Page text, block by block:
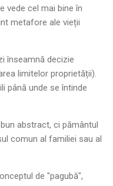
vede cel mai bine în
metafore ale vieții
înseamnă decizie
limitelor proprietății).
până unde se întinde
abstract, ci pământul
comun al familiei sau al
de "pagubă",